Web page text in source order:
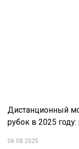
Дистанционный
рубок в 2025
06.08.2025